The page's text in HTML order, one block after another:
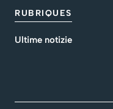
RUBRIQUES
Ultime notizie